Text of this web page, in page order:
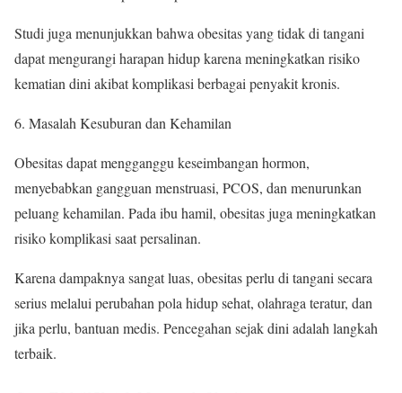
Studi juga menunjukkan bahwa obesitas yang tidak di tangani
dapat mengurangi harapan hidup karena meningkatkan risiko
kematian dini akibat komplikasi berbagai penyakit kronis.
Masalah Kesuburan dan Kehamilan
Obesitas dapat mengganggu keseimbangan hormon,
menyebabkan gangguan menstruasi, PCOS, dan menurunkan
peluang kehamilan. Pada ibu hamil, obesitas juga meningkatkan
risiko komplikasi saat persalinan.
Karena dampaknya sangat luas, obesitas perlu di tangani secara
serius melalui perubahan pola hidup sehat, olahraga teratur, dan
jika perlu, bantuan medis. Pencegahan sejak dini adalah langkah
terbaik.